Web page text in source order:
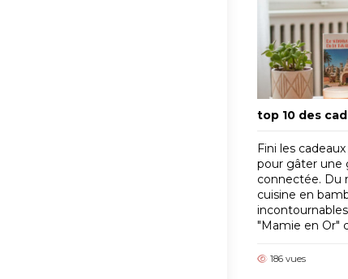
top 10 des
Fini les
pour gâter une
connectée. Du
cuisine en
"Mamie en Or"
186 vues